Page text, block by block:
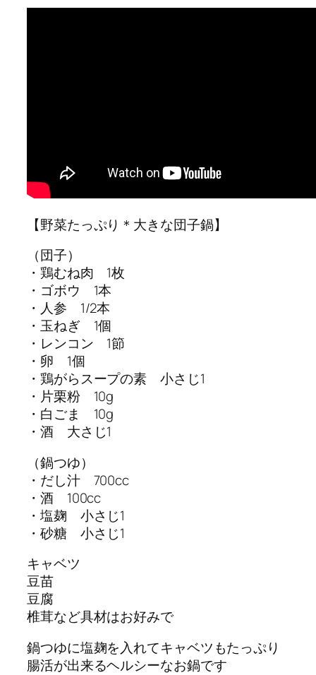
【野菜たっぷり＊大きな団子鍋】
（団子）
・鶏むね肉 1枚
・ゴボウ 1本
・人参 1/2本
・玉ねぎ 1個
・レンコン 1節
・卵 1個
・鶏がらスープの素 小さじ1
・片栗粉 10g
・白ごま 10g
・酒 大さじ1
（鍋つゆ）
・だし汁 700cc
・酒 100cc
・塩麹 小さじ1
・砂糖 小さじ1
キャベツ
豆苗
豆腐
椎茸など具材はお好みで
鍋つゆに塩麹を入れてキャベツもたっぷり
腸活が出来るヘルシーなお鍋です